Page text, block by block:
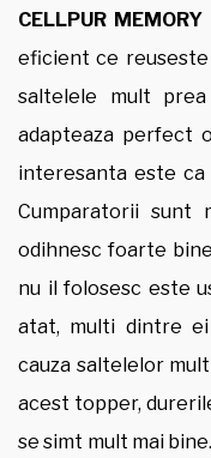
CELLPUR MEMORY
eficient ce
saltelele mult
adapteaza perfect
interesanta este
Cumparatorii sunt
odihnesc foarte
nu il folosesc este
atat, multi dintre
cauza saltelelor
acest topper,
se simt mult mai